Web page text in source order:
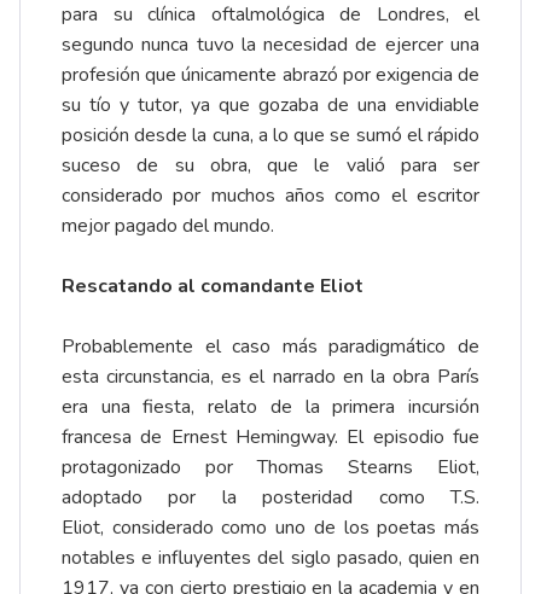
para su clínica oftalmológica de Londres, el
segundo nunca tuvo la necesidad de ejercer una
profesión que únicamente abrazó por exigencia de
su tío y tutor, ya que gozaba de una envidiable
posición desde la cuna, a lo que se sumó el rápido
suceso de su obra, que le valió para ser
considerado por muchos años como el escritor
mejor pagado del mundo.
Rescatando al comandante Eliot
Probablemente el caso más paradigmático de
esta circunstancia, es el narrado en la obra París
era una fiesta, relato de la primera incursión
francesa de Ernest Hemingway. El episodio fue
protagonizado por Thomas Stearns Eliot,
adoptado por la posteridad como T.S.
Eliot, considerado como uno de los poetas más
notables e influyentes del siglo pasado, quien en
1917, ya con cierto prestigio en la academia y en